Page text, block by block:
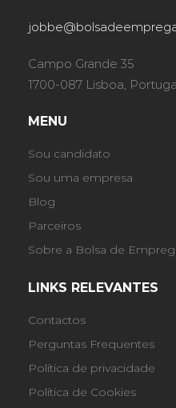
Campo Grande 35
1700-087 Lisboa,
MENU
Sou candidato
Sou uma empresa
Blog
Parceiros
Sobre a Bolsa de
LINKS RELEVANTES
Contactos
Perguntas Frequentes
Política de privacidade
Política de Cookies